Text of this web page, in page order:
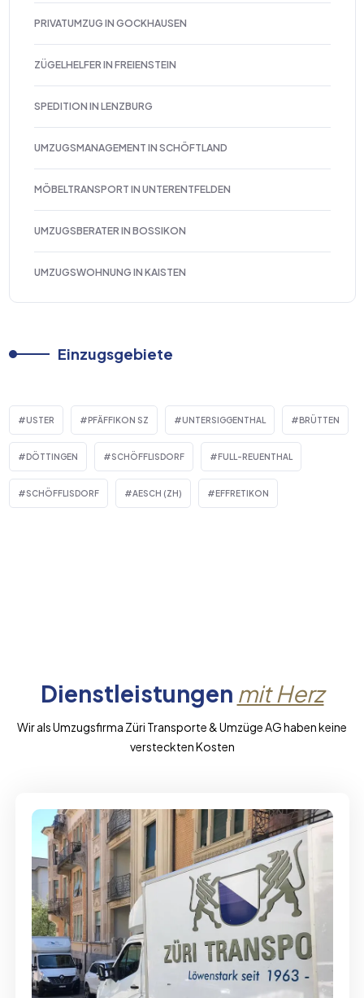
PRIVATUMZUG IN GOCKHAUSEN
ZÜGELHELFER IN FREIENSTEIN
SPEDITION IN LENZBURG
UMZUGSMANAGEMENT IN SCHÖFTLAND
MÖBELTRANSPORT IN UNTERENTFELDEN
UMZUGSBERATER IN BOSSIKON
UMZUGSWOHNUNG IN KAISTEN
Einzugsgebiete
USTER PFÄFFIKON SZ UNTERSIGGENTHAL BRÜTTEN
DÖTTINGEN SCHÖFFLISDORF FULL-REUENTHAL
SCHÖFFLISDORF AESCH (ZH) EFFRETIKON
Dienstleistungen mit Herz
Wir als Umzugsfirma Züri Transporte & Umzüge AG haben keine
versteckten Kosten